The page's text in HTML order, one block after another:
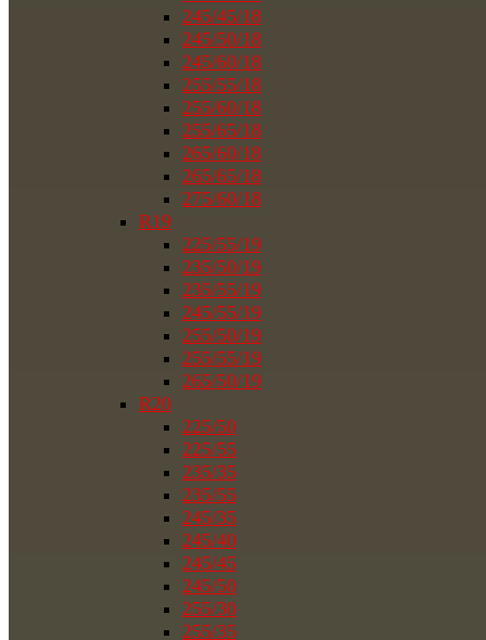
245/45/18
245/50/18
245/60/18
255/55/18
255/60/18
255/65/18
265/60/18
265/65/18
275/60/18
R19
225/55/19
235/50/19
235/55/19
245/55/19
255/50/19
255/55/19
265/50/19
R20
225/50
225/55
235/35
235/55
245/35
245/40
245/45
245/50
255/30
255/35